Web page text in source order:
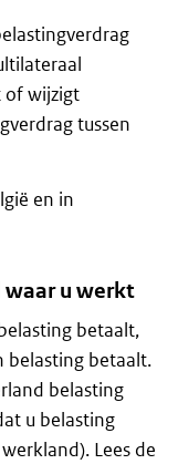
of wijzigt
tussen
en in
u werkt
betaalt,
belasting betaalt.
belasting
u belasting
Lees de